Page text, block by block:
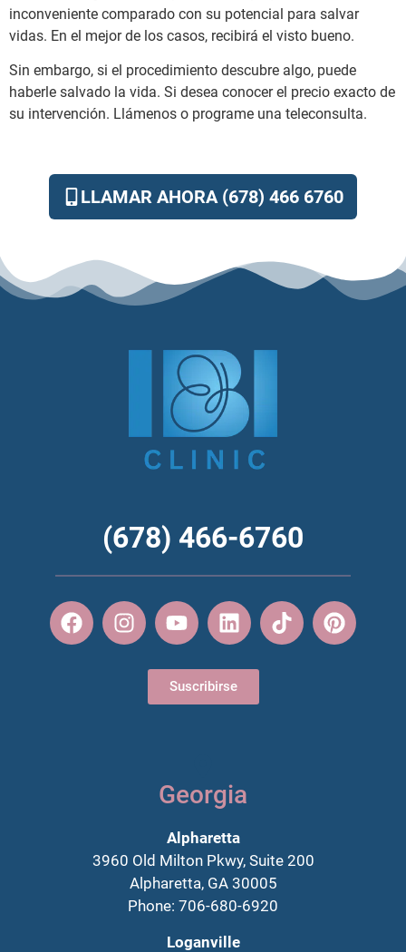
inconveniente comparado con su potencial para salvar
vidas. En el mejor de los casos, recibirá el visto bueno.
Sin embargo, si el procedimiento descubre algo, puede
haberle salvado la vida. Si desea conocer el precio exacto de
su intervención. Llámenos o programe una teleconsulta.
LLAMAR AHORA (678) 466 6760
(678) 466-6760
Suscribirse
Georgia
Alpharetta
3960 Old Milton Pkwy, Suite 200
Alpharetta, GA 30005
Phone: 706-680-6920
Loganville